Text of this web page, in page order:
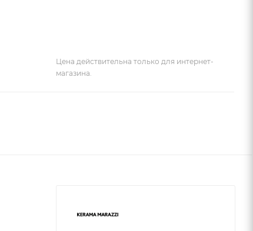
Цена действительна только для интернет-
магазина.